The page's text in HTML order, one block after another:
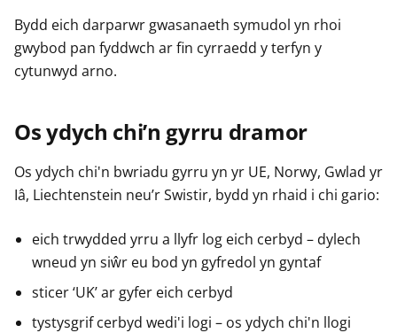
Bydd eich darparwr gwasanaeth symudol yn rhoi
gwybod pan fyddwch ar fin cyrraedd y terfyn y
cytunwyd arno.
Os ydych chi’n gyrru dramor
Os ydych chi'n bwriadu gyrru yn yr UE, Norwy, Gwlad yr
Iâ, Liechtenstein neu’r Swistir, bydd yn rhaid i chi gario:
eich trwydded yrru a llyfr log eich cerbyd – dylech
wneud yn siŵr eu bod yn gyfredol yn gyntaf
sticer ‘UK’ ar gyfer eich cerbyd
tystysgrif cerbyd wedi'i logi – os ydych chi'n llogi